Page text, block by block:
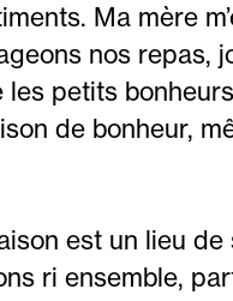
Ma mère
nos repas,
petits
de bonheur,
est un lieu
ri ensemble,